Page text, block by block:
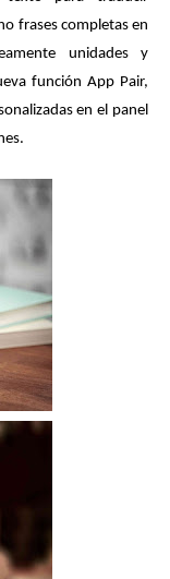
frases completas en
unidades y
función App Pair,
en el panel